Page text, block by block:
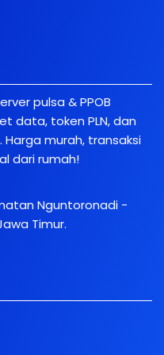
pulsa & PPOB
data, token PLN, dan
murah, transaksi
dari rumah!
Nguntoronadi -
Timur.